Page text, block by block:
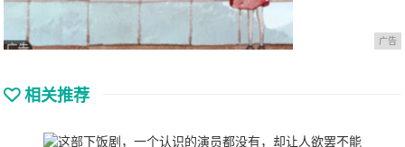
广告
相关推荐